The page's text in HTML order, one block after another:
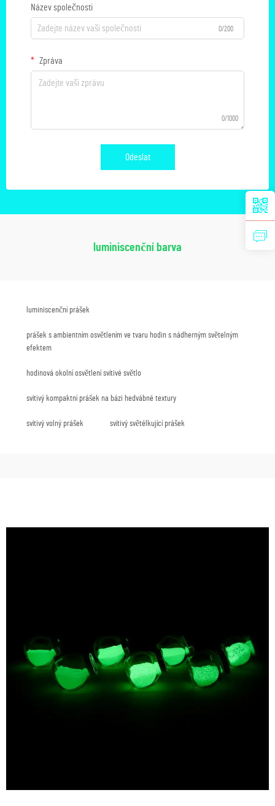
Název společnosti
0/200
Zpráva
0/1000
Odeslat
luminiscenční barva
luminiscenční prášek
prášek s ambientním osvětlením ve tvaru hodin s nádherným světelným
efektem
hodinová okolní osvětlení svítivé světlo
svítivý kompaktní prášek na bázi hedvábné textury
svítivý volný prášek svítivý světélkující prášek